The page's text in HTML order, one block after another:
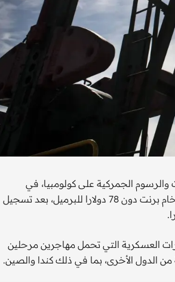
الجمركية على كولومبيا، في
خطوة سلطت الضوء على المخاطر التي تهدد الاقتصاد العالمي والتجارة، حيث هبط خام برنت دون 78 دولارا للبرميل، بعد تسجيل
العسكرية التي تحمل مهاجرين مرحلين
الدول الأخرى، بما في ذلك كندا والصين.